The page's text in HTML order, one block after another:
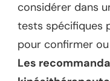
considérer dans
tests spécifiques
pour confirmer
Les